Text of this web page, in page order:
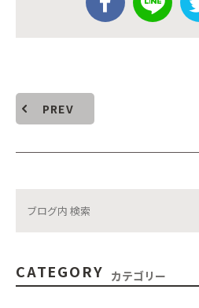
PREV
CATEGORY カテゴリー